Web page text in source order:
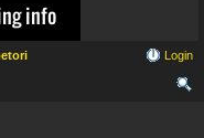
info
Login